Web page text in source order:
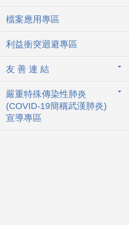
檔案應用專區
利益衝突迴避專區
友 善 連 結
嚴重特殊傳染性肺炎
(COVID-19簡稱武漢肺炎)
宣導專區